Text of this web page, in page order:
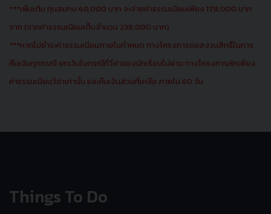
***เพิ่มเติม ทุนสมทบ 60,000 บาท จะจ่ายค่าธรรมเนียมเพียง 178,000 บาท
จาก (จากค่าธรรมเนียมเต็มจำนวน 238,000 บาท)
***หากไม่ชำระค่าธรรมเนียมภายในกำหนด ทางโครงการขอสงวนสิทธิ์ในการ
คืนเงินทุกกรณี ยกเว้นในกรณีที่วีซ่าของนักเรียนไม่ผ่าน ทางโครงการหักเพียง
ค่าธรรมเนียมวีซ่าเท่านั้น และคืนเงินส่วนที่เหลือ ภายใน 60 วัน
Things To Do